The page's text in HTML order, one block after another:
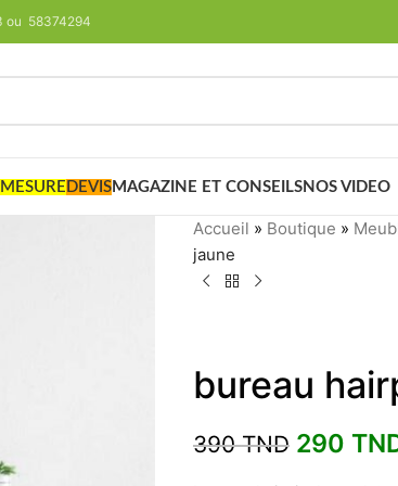
ou 58374294
DEVIS MAGAZINE ET CONSEILS NOS VIDEO
Accueil » Boutique »
jaune
bureau
390TND 290